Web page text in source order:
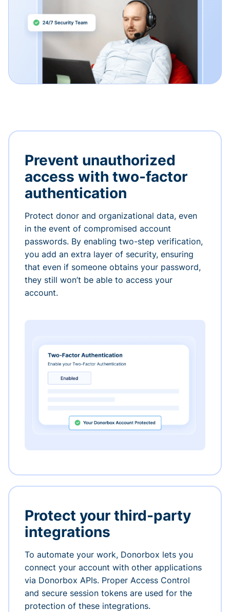
Prevent unauthorized
access with two-factor
authentication
Protect donor and organizational data, even
in the event of compromised account
passwords. By enabling two-step verification,
you add an extra layer of security, ensuring
that even if someone obtains your password,
they still won’t be able to access your
account.
Protect your third-party
integrations
To automate your work, Donorbox lets you
connect your account with other applications
via Donorbox APIs. Proper Access Control
and secure session tokens are used for the
protection of these integrations.